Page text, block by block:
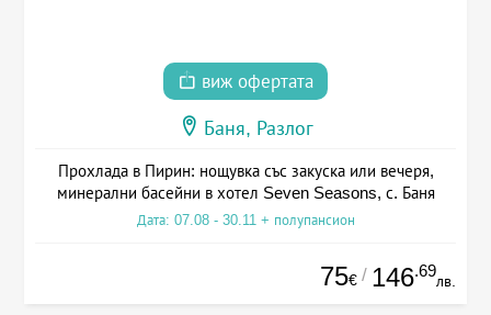
виж офертата
Баня, Разлог
Прохлада в Пирин: нощувка със закуска или вечеря,
минерални басейни в хотел Seven Seasons, с. Баня
Дата: 07.08 - 30.11 + полупансион
75€ / 146.69
лв.